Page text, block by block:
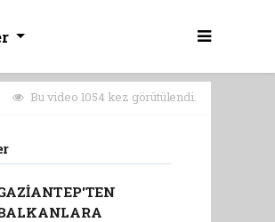
Bu video 1054 kez görütülendi.